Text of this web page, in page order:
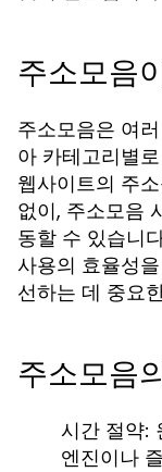
주소모음
주소모음은 여
아 카테고리별
웹사이트의 주
없이, 주소모음
동할 수 있습니
사용의 효율성
선하는 데 중요
주소모음
시간 절약:
엔진이나